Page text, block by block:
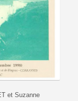
et Suzanne